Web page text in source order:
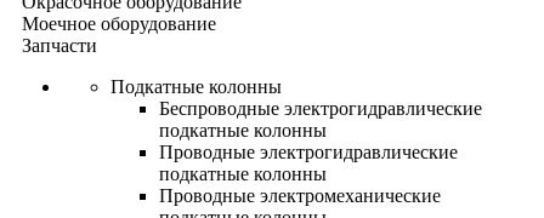
Моечное оборудование
Запчасти
Подкатные колонны
Беспроводные электрогидравлические
подкатные колонны
Проводные электрогидравлические
подкатные колонны
Проводные электромеханические